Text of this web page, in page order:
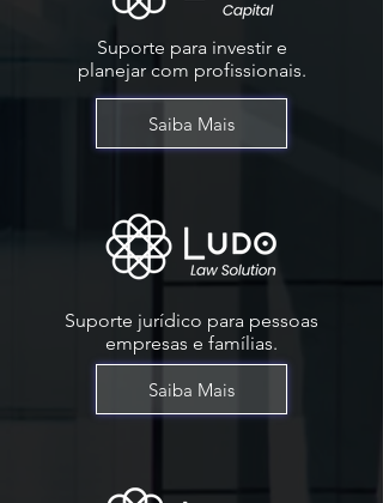
Suporte para investir e
planejar com profissionais.
Saiba Mais
Suporte jurídico para pessoas
empresas e famílias.
Saiba Mais